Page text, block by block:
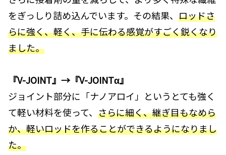
をぎっしり詰め込んでいます。その結果、 ロッドさ
らに強く、軽く、手に伝わる感覚がすごく鋭くなり
ました。
『V-JOINT』→『V-JOINTα』
ジョイント部分に「ナノアロイ」というとても強く
て軽い材料を使って、 さらに細く、継ぎ目もなめら
か、軽いロッドを作ることができるようになりまし
た。